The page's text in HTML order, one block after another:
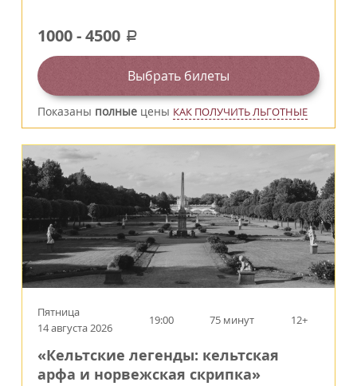
1000-4500 a
Выбрать билеты
Показаны полные цены КАК ПОЛУЧИТЬ ЛЬГОТНЫЕ
Пятница
14 августа 2026
19:00 75 минут 12+
«Кельтские легенды: кельтская
арфа и норвежская скрипка»